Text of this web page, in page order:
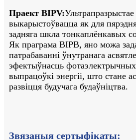
Праект BIPV:
выкарыстоўвацца як для
задняга шкла тонкаплёнкавых
Як праграма BIPB, яно можа
патрабаванні ўнутранага
эфектыўнасць
выпрацоўкі энергіі, што стане
развіцця будучага будаўніцтва.
Звязаныя сертыфікаты: